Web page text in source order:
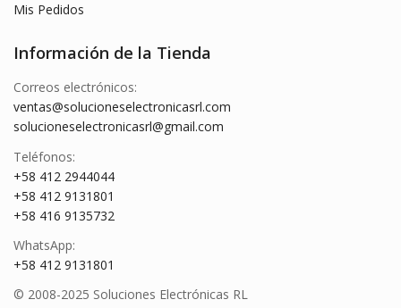
Mis Pedidos
Información de la Tienda
Correos electrónicos:
ventas@solucioneselectronicasrl.com
solucioneselectronicasrl@gmail.com
Teléfonos:
+58 412 2944044
+58 412 9131801
+58 416 9135732
WhatsApp:
+58 412 9131801
© 2008-2025 Soluciones Electrónicas RL